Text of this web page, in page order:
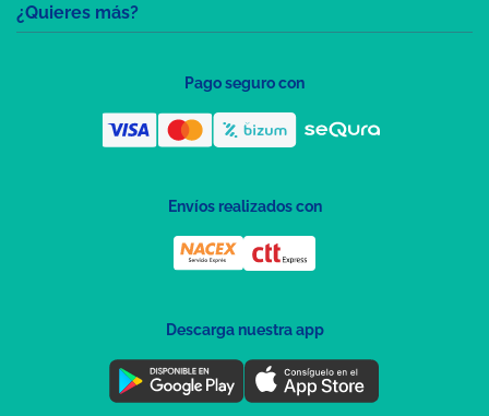
¿Quieres más?
Pago seguro con
Envíos realizados con
Descarga nuestra app